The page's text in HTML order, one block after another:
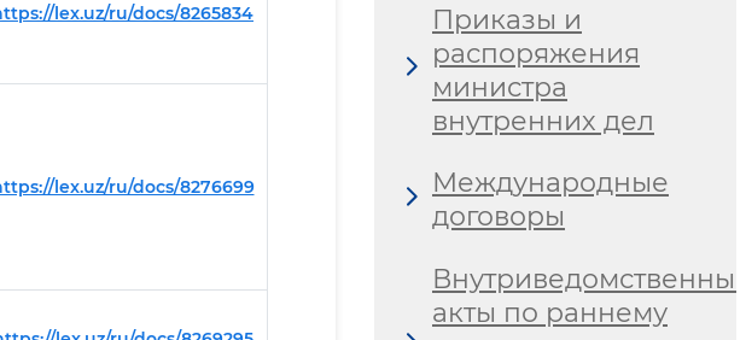
lex.uz/ru/docs/8265834
lex.uz/ru/docs/8276699
Приказы и
распоряжения
министра
внутренних дел
Международные
договоры
акты по раннему